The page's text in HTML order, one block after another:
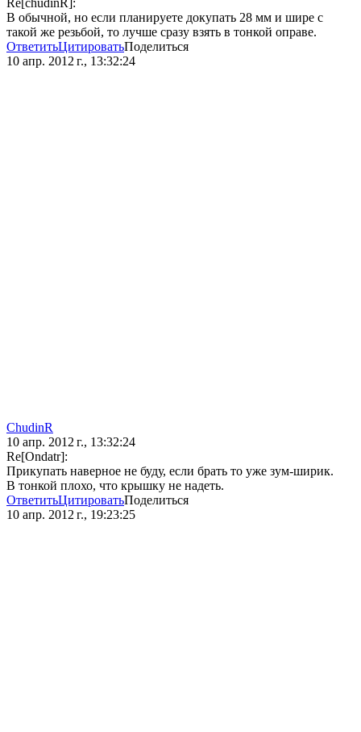
Re[chudinR]:
В обычной, но если планируете докупать 28 мм и шире с
такой же резьбой, то лучше сразу взять в тонкой оправе.
ОтветитьЦитироватьПоделиться
10 апр. 2012 г., 13:32:24
ChudinR
10 апр. 2012 г., 13:32:24
Re[Ondatr]:
Прикупать наверное не буду, если брать то уже зум-ширик.
В тонкой плохо, что крышку не надеть.
ОтветитьЦитироватьПоделиться
10 апр. 2012 г., 19:23:25